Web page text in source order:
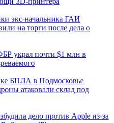
экс-начальника ГАИ
на торги после дела о
украл почти $1 млн в
БПЛА в Подмосковье
атаковали склад под
дело против Apple из-за